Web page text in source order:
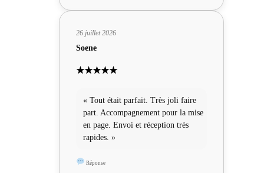
26 juillet 2026
Soene
★★★★★
« Tout était parfait. Très joli faire
part. Accompagnement pour la mise
en page. Envoi et réception très
rapides. »
Réponse